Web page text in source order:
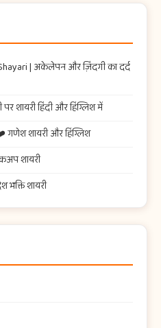
| अकेलेपन और ज़िंदगी का दर्द
शायरी हिंदी और हिंग्लिश में
गणेश शायरी और हिंग्लिश
शायरी
शायरी